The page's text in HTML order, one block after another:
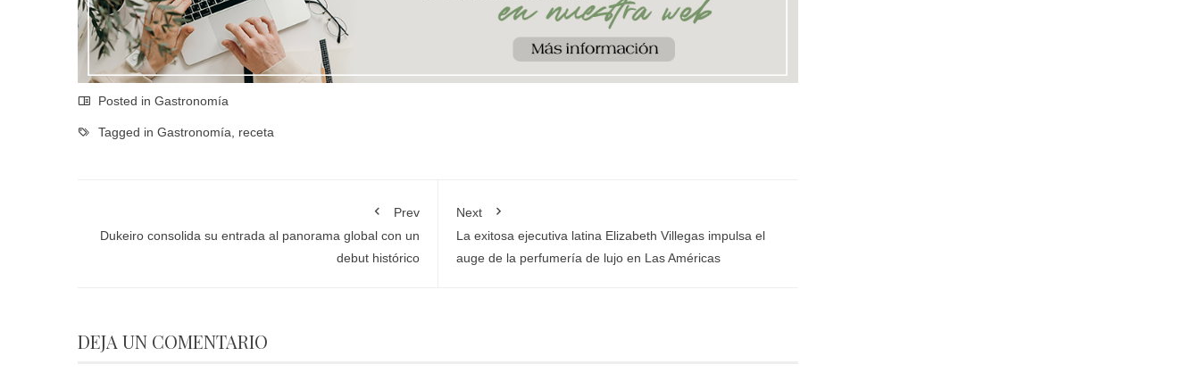
Posted in Gastronomía
Tagged in Gastronomía receta
Prev
Dukeiro consolida su entrada al panorama global con un
debut histórico
Next
La exitosa ejecutiva latina Elizabeth Villegas impulsa el
auge de la perfumería de lujo en Las Américas
DEJA UN COMENTARIO